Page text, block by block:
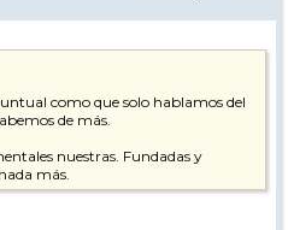
como que solo hablamos del
de más.
nuestras. Fundadas y
más.